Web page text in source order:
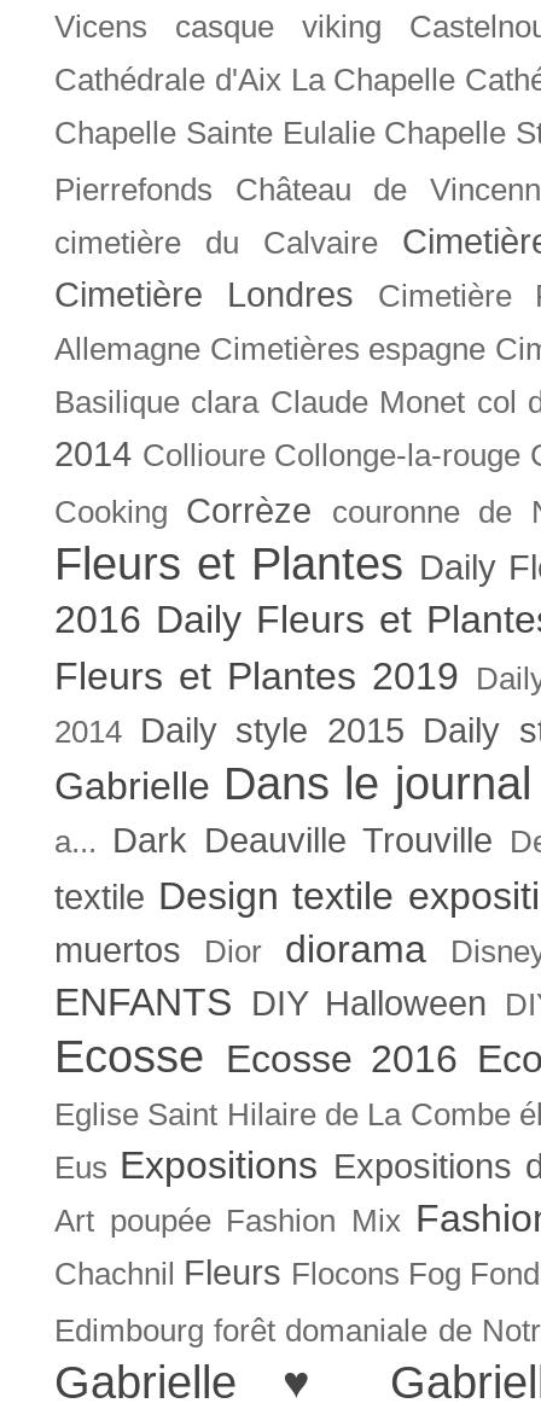
Vicens casque viking
Cathédrale d'Aix La Chapelle
Chapelle Sainte Eulalie Chapelle
Pierrefonds
Château de
cimetière du Calvaire
Cimetière Londres
Cimetière
Allemagne Cimetières espagne
Basilique clara Claude Monet col
2014 Collioure Collonge-la-rouge
Cooking
Corrèze couronne de
Fleurs et Plantes Daily
2016 Daily Fleurs et
Fleurs et Plantes 2019
2014
Daily style 2015 Daily
Gabrielle Dans le journal
a... Dark Deauville Trouville
textile Design textile
muertos Dior diorama
ENFANTS DIY Halloween
Ecosse Ecosse 2016
Eglise Saint Hilaire de La Combe
Eus Expositions Expositions
Art poupée Fashion Mix
Chachnil Fleurs Flocons Fog
Edimbourg forêt domaniale de
Gabrielle ♥